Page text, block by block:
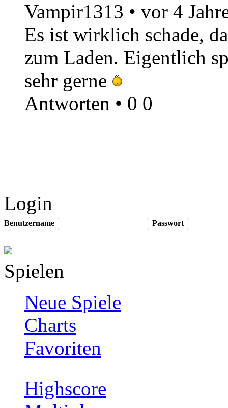
Vampir1313 • vor 4
Es ist wirklich schade,
zum Laden. Eigentlich
sehr gerne
Antworten • 0 0
Login
Benutzername Passwort
Spielen
Neue Spiele
Charts
Favoriten
Highscore